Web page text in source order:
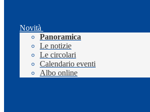
Novità
Panoramica
Le notizie
Le circolari
Calendario eventi
Albo online